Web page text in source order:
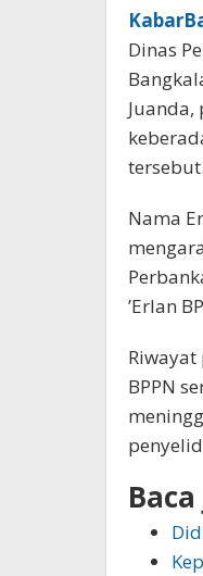
Dinas
tersebut.
Nama
’Erlan
BPPN
Baca